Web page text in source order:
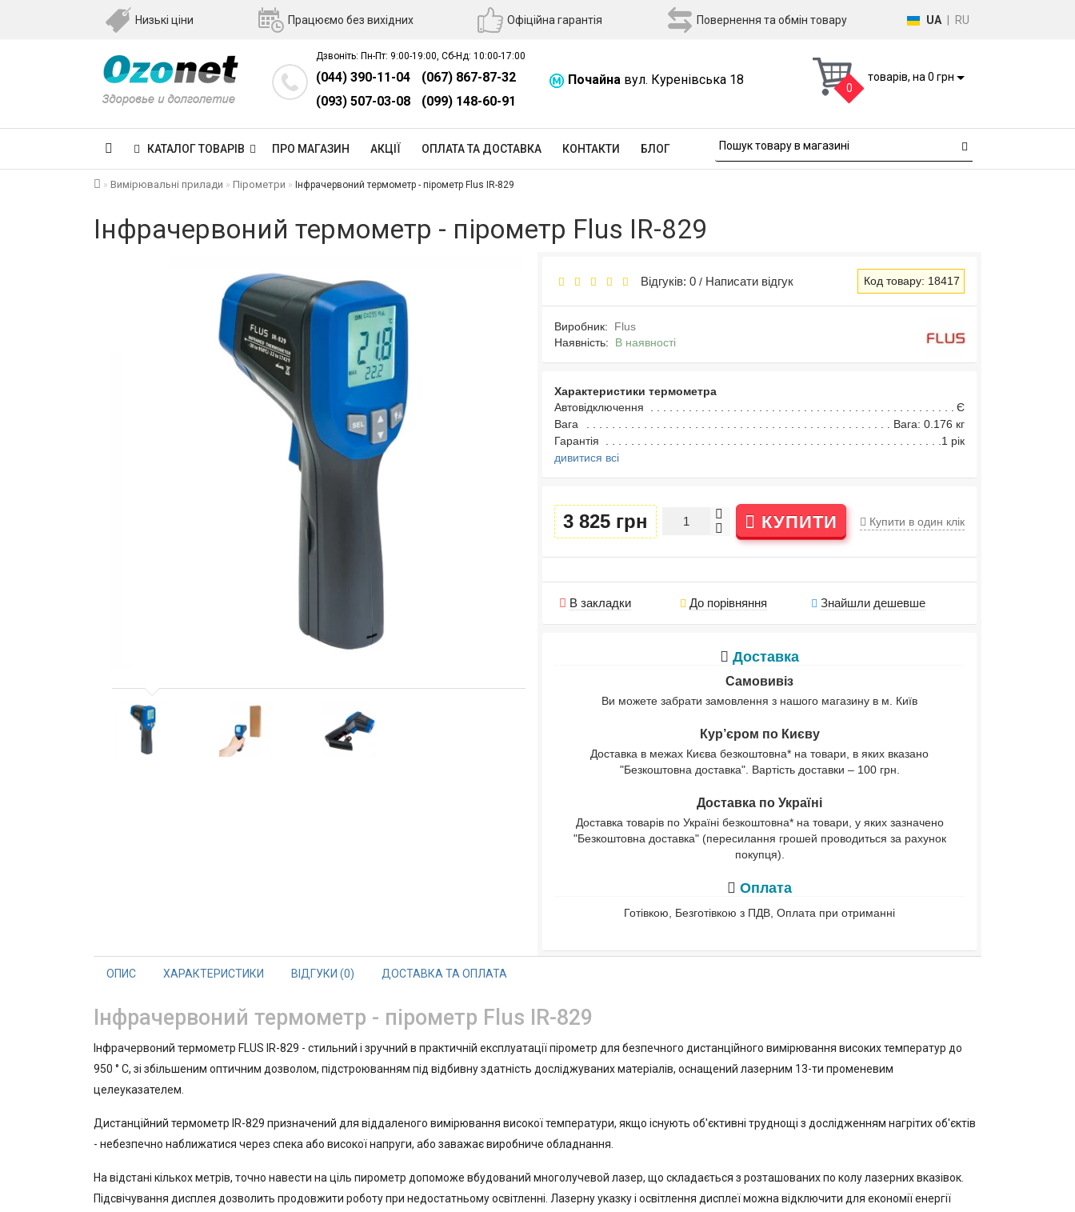
Низькі ціни Працюємо без вихідних Офіційна гарантія Повернення та обмін товару UA RU
Дзвоніть: Пн-Пт: 9:00-19:00, Сб-Нд: 10:00-17:00
(044) 390-11-04
(067) 867-87-32
(093) 507-03-08
(099) 148-60-91
Почайна вул. Куренівська 18
0
товарів, на 0 грн
КАТАЛОГ ТОВАРІВ ПРО МАГАЗИН АКЦІЇ ОПЛАТА ТА ДОСТАВКА КОНТАКТИ БЛОГ
Вимірювальні прилади Пірометри Інфрачервоний термометр - пірометр Flus IR-829
Інфрачервоний термометр - пірометр Flus IR-829
Відгуків: 0 / Написати відгук Код товару: 18417
Виробник:
Flus
Наявність: В наявності
Характеристики термометра
Автовідключення
Є
Вага
Вага: 0.176 кг
Гарантія
1 рік
дивитися всі
3 825 грн КУПИТИ Купити в один клік
В закладки До порівняння Знайшли дешевше
Доставка
Самовивіз
Ви можете забрати замовлення з нашого магазину в м. Київ
Кур’єром по Києву
Доставка в межах Києва безкоштовна* на товари, в яких вказано
"Безкоштовна доставка". Вартість доставки – 100 грн.
Доставка по Україні
Доставка товарів по Україні безкоштовна* на товари, у яких зазначено
"Безкоштовна доставка" (пересилання грошей проводиться за рахунок
покупця).
Оплата
Готівкою, Безготівкою з ПДВ, Оплата при отриманні
ОПИС ХАРАКТЕРИСТИКИ ВІДГУКИ (0) ДОСТАВКА ТА ОПЛАТА
Інфрачервоний термометр - пірометр Flus IR-829
Інфрачервоний термометр FLUS IR-829 - стильний і зручний в практичній експлуатації пірометр для безпечного дистанційного вимірювання високих температур до
950 ° С, зі збільшеним оптичним дозволом, підстроюванням під відбивну здатність досліджуваних матеріалів, оснащений лазерним 13-ти променевим
целеуказателем.
Дистанційний термометр IR-829 призначений для віддаленого вимірювання високої температури, якщо існують об'єктивні труднощі з дослідженням нагрітих об'єктів
- небезпечно наближатися через спека або високої напруги, або заважає виробниче обладнання.
На відстані кількох метрів, точно навести на ціль пирометр допоможе вбудований многолучевой лазер, що складається з розташованих по колу лазерних вказівок.
Підсвічування дисплея дозволить продовжити роботу при недостатньому освітленні. Лазерну указку і освітлення дисплеї можна відключити для економії енергії